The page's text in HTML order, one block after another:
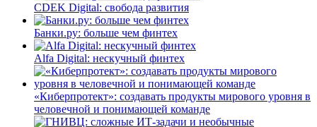
CDEK Digital: свобода развития
Банки.ру: больше чем финтех
Alfa Digital: нескучный финтех
«Киберпротект»: создавать продукты мирового уровня в
человечной и понимающей команде